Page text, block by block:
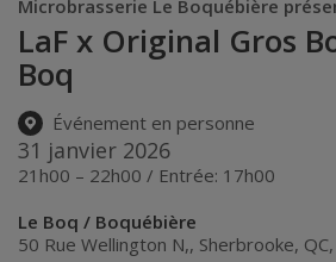
Microbrasserie Le Boquébière
LaF x Original Gros
Boq
Événement en personne
31 janvier 2026
21h00 – 22h00 / Entrée: 17h00
Le Boq / Boquébière
50 Rue Wellington N,, Sherbrooke, QC,